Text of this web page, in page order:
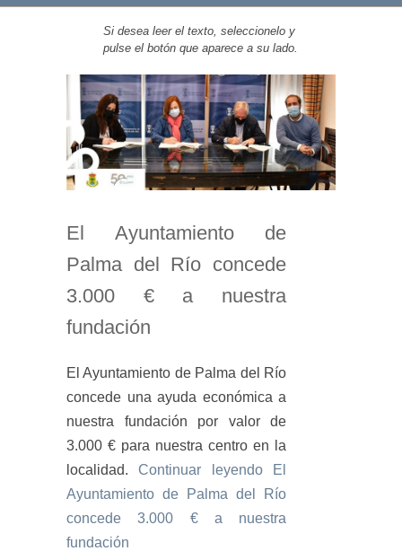
Si desea leer el texto, seleccionelo y
pulse el botón que aparece a su lado.
El Ayuntamiento de
Palma del Río concede
3.000 € a nuestra
fundación
El Ayuntamiento de Palma del Río
concede una ayuda económica a
nuestra fundación por valor de
3.000 € para nuestra centro en la
localidad.Continuar leyendoEl
Ayuntamiento de Palma del Río
concede 3.000 € a nuestra
fundación